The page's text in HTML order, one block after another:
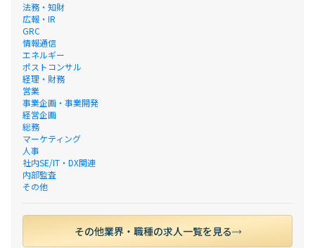
法務・知財
広報・IR
GRC
情報通信
エネルギー
ポストコンサル
経理・財務
営業
事業企画・事業開発
経営企画
総務
マーケティング
人事
社内SE/IT・DX関連
内部監査
その他
その他業界・職種の求人一覧を見る